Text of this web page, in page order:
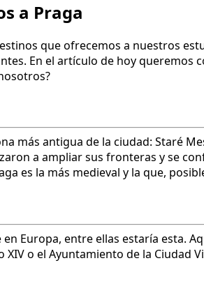
a Praga
que ofrecemos a nuestros
En el artículo de hoy
más antigua de la ciudad: Staré
a ampliar sus fronteras y se
es la más medieval y la que,
Europa, entre ellas estaría esta.
XIV o el Ayuntamiento de la Ciudad